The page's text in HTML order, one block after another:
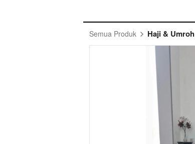
Semua Produk Haji & Umroh